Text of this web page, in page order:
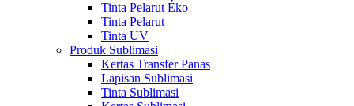
Tinta Pelarut Éko
Tinta Pelarut
Tinta UV
Produk Sublimasi
Kertas Transfer Panas
Lapisan Sublimasi
Tinta Sublimasi